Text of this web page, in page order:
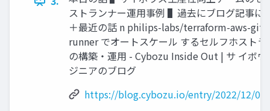
ストランナー運⽤事例 ▌過去にブログ記事に
＋最近の話 n philips-labs/terraform-aws-
runner でオートスケール するセルフホストラ
の構築・運⽤ - Cybozu Inside Out | サ イボウ
ジニアのブログ
https://blog.cybozu.io/entry/2022/12/